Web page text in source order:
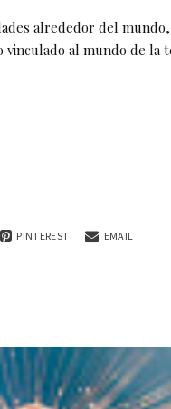
alrededor del
al mundo de la
PINTEREST EMAIL